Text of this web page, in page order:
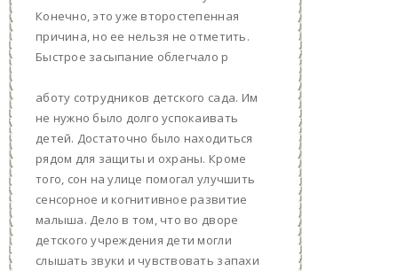
Конечно, это уже второстепенная
причина, но ее нельзя не отметить.
Быстрое засыпание облегчало р
аботу сотрудников детского сада. Им
не нужно было долго успокаивать
детей. Достаточно было находиться
рядом для защиты и охраны. Кроме
того, сон на улице помогал улучшить
сенсорное и когнитивное развитие
малыша. Дело в том, что во дворе
детского учреждения дети могли
слышать звуки и чувствовать запахи